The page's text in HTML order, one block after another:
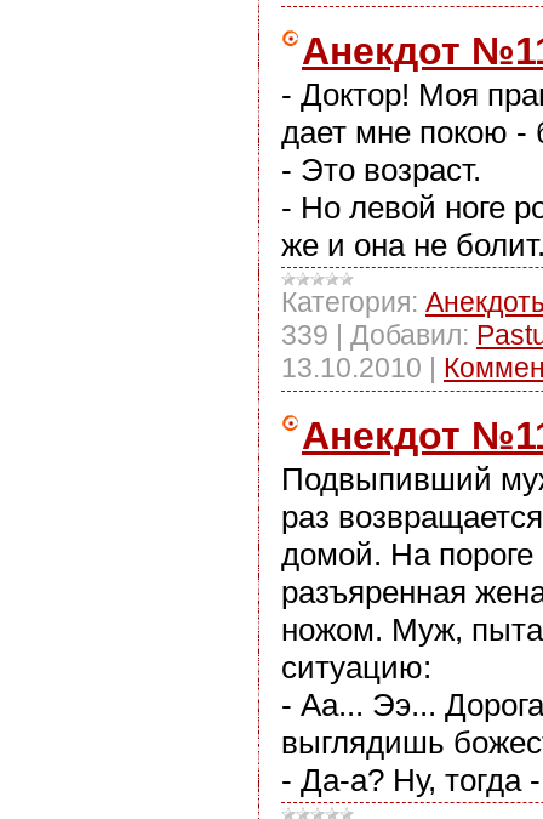
Анекдот
- Доктор! Моя
дает мне покою -
- Это возраст.
- Но левой ноге
же и она не
Категория:
339 | Добавил:
13.10.2010 |
Анекдот
Подвыпивший
раз
домой. На пороге
разъяренная
ножом. Муж,
ситуацию:
- Аа... Ээ...
выглядишь
- Да-а? Ну, тогда